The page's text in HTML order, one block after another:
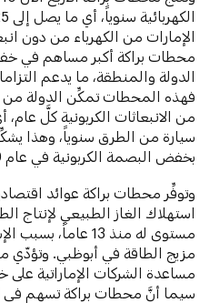
الإمارات من الكهرباء من دون
محطات براكة أكبر مساهم في
بخفض البصمة الكربونية في عام 2030.
وتوفِّر محطات براكة عوائد
استهلاك الغاز الطبيعي لإنتاج
مستوى له منذ 13
مزيج الطاقة في أبوظبي. وتؤدّي
مساعدة الشركات الإماراتية على